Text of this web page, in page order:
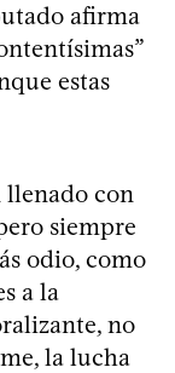
afirma
estas
llenado con
siempre
odio, como
a la
no
la lucha